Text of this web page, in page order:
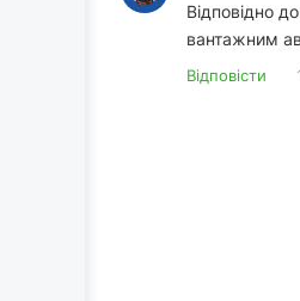
Відповідно
вантажним
Відповісти